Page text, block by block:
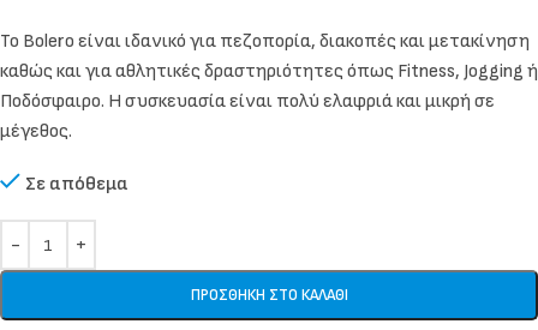
Το Bolero είναι ιδανικό για πεζοπορία, διακοπές και μετακίνηση
καθώς και για αθλητικές δραστηριότητες όπως Fitness, Jogging ή
Ποδόσφαιρο. Η συσκευασία είναι πολύ ελαφριά και μικρή σε
μέγεθος.
Σε απόθεμα
ΠΡΟΣΘΉΚΗ ΣΤΟ ΚΑΛΆΘΙ